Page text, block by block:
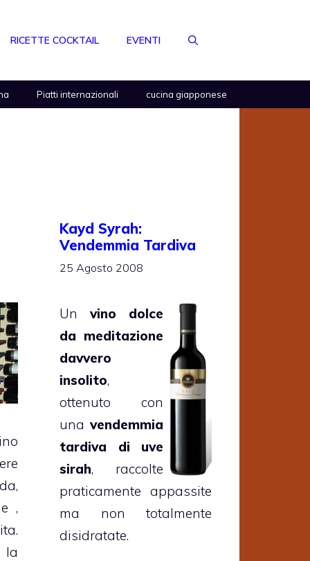
RICETTE COCKTAIL EVENTI
Piatti internazionali cucina giapponese
,
Kayd Syrah:
Vendemmia Tardiva
25 Agosto 2008
Un vino dolce
da meditazione
davvero
insolito,
ottenuto con
una vendemmia
tardiva di uve
sirah, raccolte
praticamente appassite
ma non totalmente
disidratate.